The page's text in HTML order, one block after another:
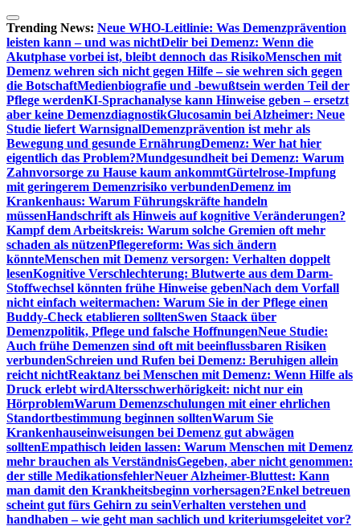
Zum
Inhalt
springen
Trending News: Neue WHO-Leitlinie: Was Demenzprävention
leisten kann – und was nichtDelir bei Demenz: Wenn die
Akutphase vorbei ist, bleibt dennoch das RisikoMenschen mit
Demenz wehren sich nicht gegen Hilfe – sie wehren sich gegen
die BotschaftMedienbiografie und -bewußtsein werden Teil der
Pflege werdenKI-Sprachanalyse kann Hinweise geben – ersetzt
aber keine DemenzdiagnostikGlucosamin bei Alzheimer: Neue
Studie liefert WarnsignalDemenzprävention ist mehr als
Bewegung und gesunde ErnährungDemenz: Wer hat hier
eigentlich das Problem?Mundgesundheit bei Demenz: Warum
Zahnvorsorge zu Hause kaum ankommtGürtelrose-Impfung
mit geringerem Demenzrisiko verbundenDemenz im
Krankenhaus: Warum Führungskräfte handeln
müssenHandschrift als Hinweis auf kognitive Veränderungen?
Kampf dem Arbeitskreis: Warum solche Gremien oft mehr
schaden als nützenPflegereform: Was sich ändern
könnteMenschen mit Demenz versorgen: Verhalten doppelt
lesenKognitive Verschlechterung: Blutwerte aus dem Darm-
Stoffwechsel könnten frühe Hinweise gebenNach dem Vorfall
nicht einfach weitermachen: Warum Sie in der Pflege einen
Buddy-Check etablieren solltenSwen Staack über
Demenzpolitik, Pflege und falsche HoffnungenNeue Studie:
Auch frühe Demenzen sind oft mit beeinflussbaren Risiken
verbundenSchreien und Rufen bei Demenz: Beruhigen allein
reicht nichtReaktanz bei Menschen mit Demenz: Wenn Hilfe als
Druck erlebt wirdAltersschwerhörigkeit: nicht nur ein
HörproblemWarum Demenzschulungen mit einer ehrlichen
Standortbestimmung beginnen solltenWarum Sie
Krankenhauseinweisungen bei Demenz gut abwägen
solltenEmpathisch leiden lassen: Warum Menschen mit Demenz
mehr brauchen als VerständnisGegeben, aber nicht genommen:
der stille MedikationsfehlerNeuer Alzheimer-Bluttest: Kann
man damit den Krankheitsbeginn vorhersagen?Enkel betreuen
scheint gut fürs Gehirn zu seinVerhalten verstehen und
handhaben – wie geht man sachlich und kriteriumsgeleitet vor?